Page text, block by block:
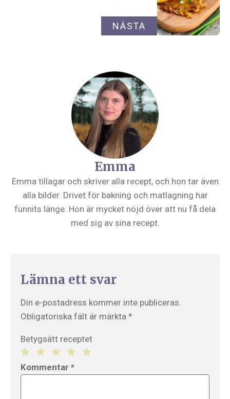
NÄSTA
Emma
Emma tillagar och skriver alla recept, och hon tar även
alla bilder. Drivet för bakning och matlagning har
funnits länge. Hon är mycket nöjd över att nu få dela
med sig av sina recept.
Lämna ett svar
Din e-postadress kommer inte publiceras.
Obligatoriska fält är märkta *
Betygsätt receptet
4
3
2
1
Kommentar *